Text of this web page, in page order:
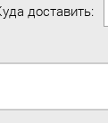
доставить: